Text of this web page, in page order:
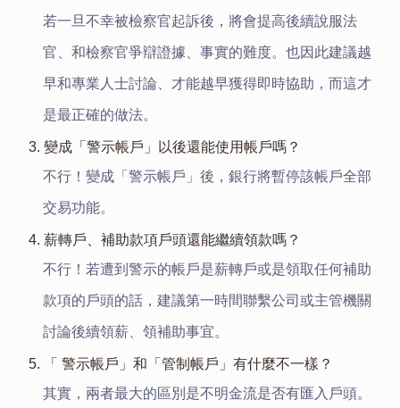
若一旦不幸被檢察官起訴後，將會提高後續說服法
官、和檢察官爭辯證據、事實的難度。也因此建議越
早和專業人士討論、才能越早獲得即時協助，而這才
是最正確的做法。
3. 變成「警示帳戶」以後還能使用帳戶嗎？
不行！變成「警示帳戶」後，銀行將暫停該帳戶全部
交易功能。
4. 薪轉戶、補助款項戶頭還能繼續領款嗎？
不行！若遭到警示的帳戶是薪轉戶或是領取任何補助
款項的戶頭的話，建議第一時間聯繫公司或主管機關
討論後續領薪、領補助事宜。
5. 「 警示帳戶」和「管制帳戶」有什麼不一樣？
其實，兩者最大的區別是不明金流是否有匯入戶頭。